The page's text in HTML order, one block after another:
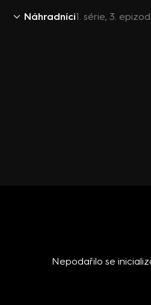
Náhradníci1. série, 3.
Nepodařilo se